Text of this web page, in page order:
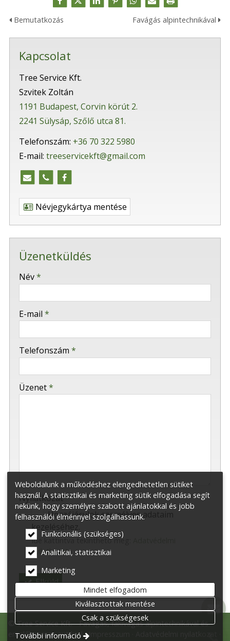
Bemutatkozás Favágás alpintechnikával
Kapcsolat
Tree Service Kft.
Szvitek Zoltán
1191 Budapest, Corvin körút 2.
2241 Sülysáp, Szőlő utca 81.
Telefonszám: +36 70 322 5980
E-mail: treeservicekft@gmail.com
Névjegykártya mentése
Üzenetküldés
-
Név*
E-mail *
Telefonszám *
Üzenet*
Nyilatkozat*
Hozzájárulok személyes adataim
kezeléséhez.
Ide kattintva tekinthető meg:
nyilatkozat.
Elküld
© Tree Service Kft. - Favágás, fakivágás alpintechnikával és
emelőkosaras autóval
Impresszum
Weboldalunk a működéshez elengedhetetlen sütiket
használ. A statisztikai és marketing sütik elfogadása segít
nekünk, hogy személyre szabott ajánlatokkal és jobb
felhasználói élménnyel szolgálhassunk.
Funkcionális (szükséges)
Analitikai, statisztikai
Marketing
Mindet elfogadom
Kiválasztottak mentése
Csak a szükségesek
További információ